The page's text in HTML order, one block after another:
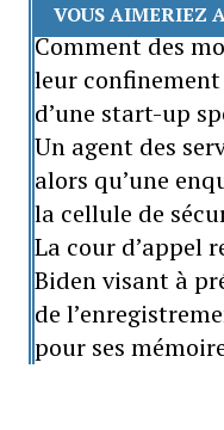
VOUS AIMERIEZ
Comment des
leur
d’une start-up
Un agent des
alors qu’une
la cellule de
La cour d’appel
Biden visant à
de
pour ses